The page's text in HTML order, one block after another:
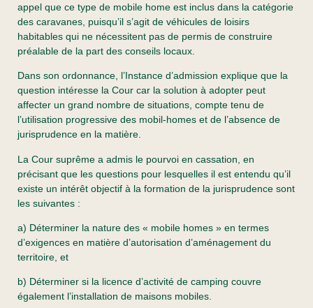
appel que ce type de mobile home est inclus dans la catégorie
des caravanes, puisqu’il s’agit de véhicules de loisirs
habitables qui ne nécessitent pas de permis de construire
préalable de la part des conseils locaux.
Dans son ordonnance, l’Instance d’admission explique que la
question intéresse la Cour car la solution à adopter peut
affecter un grand nombre de situations, compte tenu de
l’utilisation progressive des mobil-homes et de l’absence de
jurisprudence en la matière.
La Cour suprême a admis le pourvoi en cassation, en
précisant que les questions pour lesquelles il est entendu qu’il
existe un intérêt objectif à la formation de la jurisprudence sont
les suivantes :
a) Déterminer la nature des « mobile homes » en termes
d’exigences en matière d’autorisation d’aménagement du
territoire, et
b) Déterminer si la licence d’activité de camping couvre
également l’installation de maisons mobiles.